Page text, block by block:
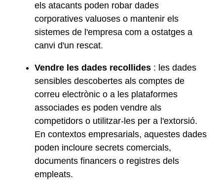
els atacants poden robar dades
corporatives valuoses o mantenir els
sistemes de l'empresa com a ostatges a
canvi d'un rescat.
Vendre les dades recollides : les dades
sensibles descobertes als comptes de
correu electrònic o a les plataformes
associades es poden vendre als
competidors o utilitzar-les per a l'extorsió.
En contextos empresarials, aquestes dades
poden incloure secrets comercials,
documents financers o registres dels
empleats.